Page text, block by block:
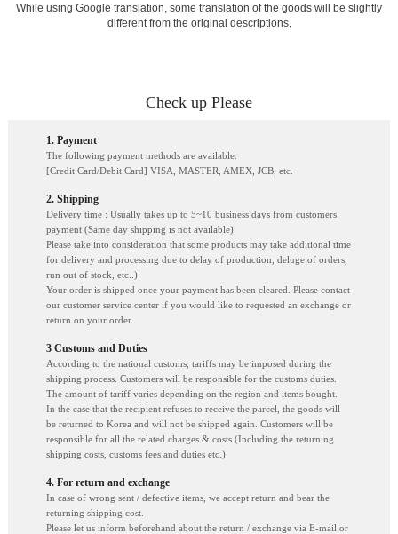
While using Google translation, some translation of the goods will be slightly
different from the original descriptions,
Check up Please
1. Payment
The following payment methods are available.
[Credit Card/Debit Card] VISA, MASTER, AMEX, JCB, etc.
2. Shipping
Delivery time : Usually takes up to 5~10 business days from customers
payment (Same day shipping is not available)
Please take into consideration that some products may take additional time
for delivery and processing due to delay of production, deluge of orders,
run out of stock, etc..)
Your order is shipped once your payment has been cleared. Please contact
our customer service center if you would like to requested an exchange or
return on your order.
3 Customs and Duties
According to the national customs, tariffs may be imposed during the
shipping process. Customers will be responsible for the customs duties.
The amount of tariff varies depending on the region and items bought.
In the case that the recipient refuses to receive the parcel, the goods will
be returned to Korea and will not be shipped again. Customers will be
responsible for all the related charges & costs (Including the returning
shipping costs, customs fees and duties etc.)
4. For return and exchange
In case of wrong sent / defective items, we accept return and bear the
returning shipping cost.
Please let us inform beforehand about the return / exchange via E-mail or